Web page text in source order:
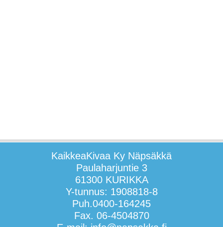
KaikkeaKivaa Ky Näpsäkkä
Paulaharjuntie 3
61300 KURIKKA
Y-tunnus: 1908818-8
Puh.0400-164245
Fax. 06-4504870